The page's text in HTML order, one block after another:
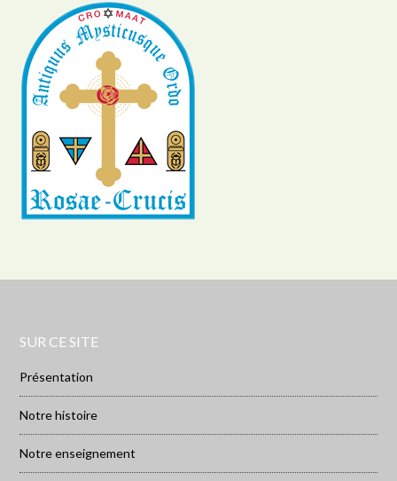
SUR CE SITE
Présentation
Notre histoire
Notre enseignement